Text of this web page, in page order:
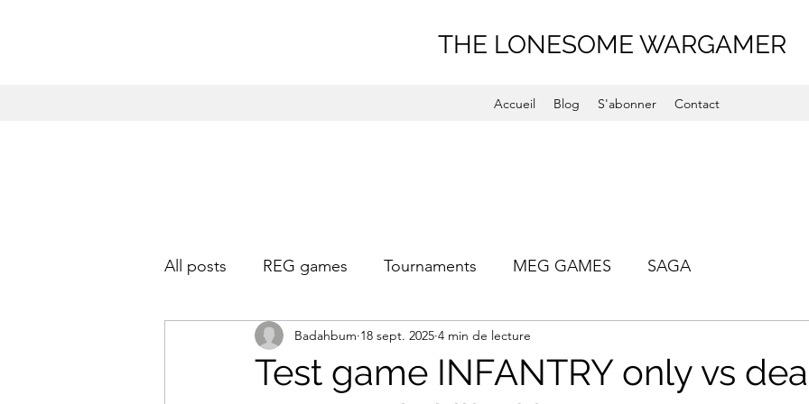
THE LONESOME WARGAMER
Accueil Blog S'abonner Contact
All posts REG games Tournaments MEG GAMES SAGA
Test game INFANTRY only vs
Badahbum 18 sept. 2025 4 min de lecture